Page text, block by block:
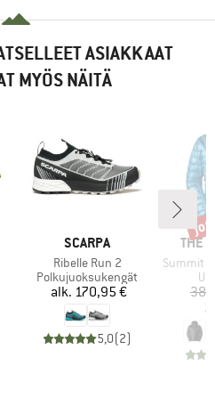
ASIAKKAAT
MYÖS NÄITÄ
MERKKI
SCARPA
Tuote
Ribelle Run 2
Tuoteryhmä
Polkujuoksukengät
Hinta
alk. 170,95 €
5,0(2)
THE
Tuote
Summit